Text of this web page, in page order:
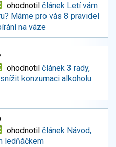
ohodnotilčlánek Letí vám
Máme pro vás 8 pravidel
na váze
ohodnotilčlánek 3 rady,
konzumaci alkoholu
ohodnotilčlánek Návod,
ledňáčkem